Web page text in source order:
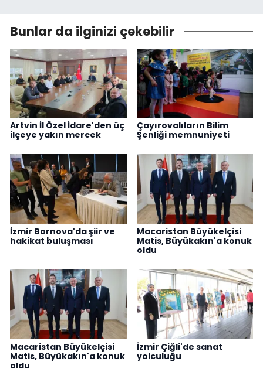
Bunlar da ilginizi çekebilir
Artvin İl Özel İdare'den üç
ilçeye yakın mercek
Çayırovalıların Bilim
Şenliği memnuniyeti
İzmir Bornova'da şiir ve
hakikat buluşması
Macaristan Büyükelçisi
Matis, Büyükakın'a konuk
oldu
Macaristan Büyükelçisi
Matis, Büyükakın'a konuk
oldu
İzmir Çiğli'de sanat
yolculuğu